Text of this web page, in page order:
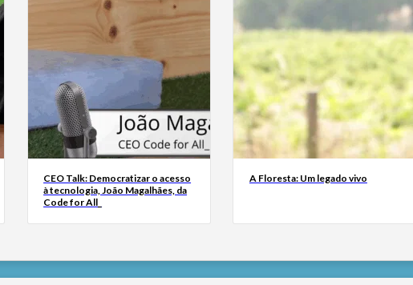
CEO Talk: Democratizar o acesso
à tecnologia, João Magalhães, da
Code for All_
A Floresta: Um legado vivo